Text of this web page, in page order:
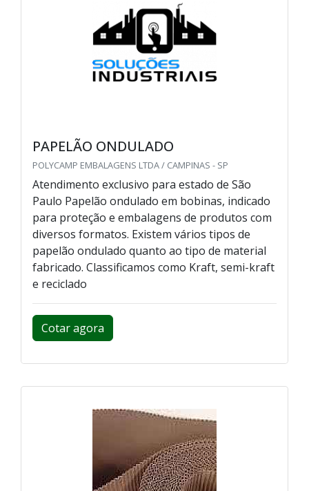
PAPELÃO ONDULADO
POLYCAMP EMBALAGENS LTDA / CAMPINAS - SP
Atendimento exclusivo para estado de São
Paulo Papelão ondulado em bobinas, indicado
para proteção e embalagens de produtos com
diversos formatos. Existem vários tipos de
papelão ondulado quanto ao tipo de material
fabricado. Classificamos como Kraft, semi-kraft
e reciclado
Cotar agora